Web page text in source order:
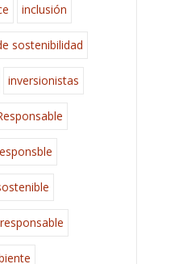
inclusión
sostenibilidad
inversionistas